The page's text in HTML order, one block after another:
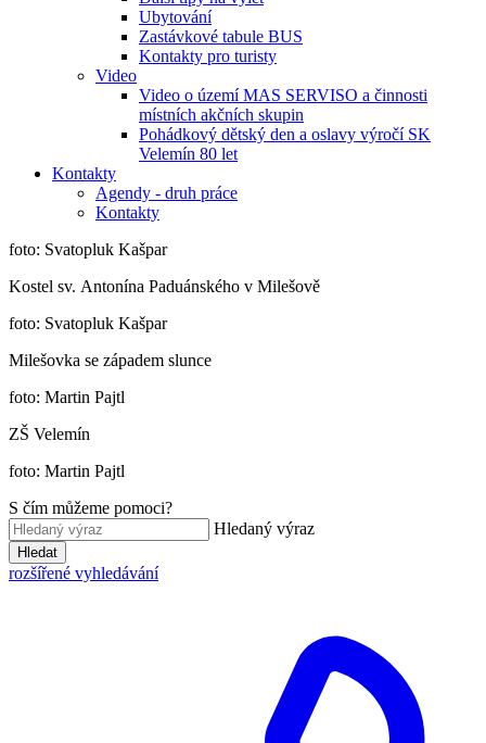
Ubytování
Zastávkové tabule BUS
Kontakty pro turisty
Video
Video o území MAS SERVISO a činnosti
místních akčních skupin
Pohádkový dětský den a oslavy výročí SK
Velemín 80 let
Kontakty
Agendy - druh práce
Kontakty
foto: Svatopluk Kašpar
Kostel sv. Antonína Paduánského v Milešově
foto: Svatopluk Kašpar
Milešovka se západem slunce
foto: Martin Pajtl
ZŠ Velemín
foto: Martin Pajtl
S čím můžeme pomoci?
Hledaný výraz
Hledat
rozšířené vyhledávání